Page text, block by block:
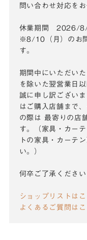
問い合わせ対応を
休業期間 2026/8/
※8/10（月）のお
す。
期間中にいただい
を除いた翌営業日
誠に申し訳ござい
はご購入店舗まで
の際は 最寄りの店
す。（家具・カー
トの家具・カーテ
い。）
何卒ご了承くださ
ショップリストは
よくあるご質問は